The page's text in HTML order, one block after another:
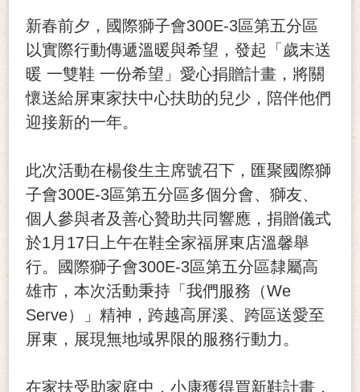
新春前夕，國際獅子會300E-3區第五分區
以實際行動傳遞溫暖與希望，發起「歲末送
暖 一雙鞋 一份希望」愛心捐贈計畫，將關
懷送給屏東家扶中心扶助的兒少，陪伴他們
迎接新的一年。
此次活動在楊俊生主席號召下，匯聚國際獅
子會300E-3區第五分區多個分會、獅友、
個人參與者及善心贊助共同響應，捐贈儀式
於1月17日上午在鞋全家福屏東店溫馨舉
行。國際獅子會300E-3區第五分區隸屬高
雄市，本次活動秉持「我們服務（We
Serve）」精神，跨越高屏溪、跨區送愛至
屏東，展現無地域界限的服務行動力。
在家扶受助家庭中，小康獲得買新鞋計畫，